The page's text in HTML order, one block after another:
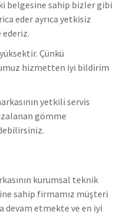
belgesine sahip bizler gibi
eder ayrıca yetkisiz
Çünkü
hizmetten iyi bildirim
yetkili servis
gömme
kurumsal teknik
sahip firmamız müşteri
devam etmekte ve en iyi